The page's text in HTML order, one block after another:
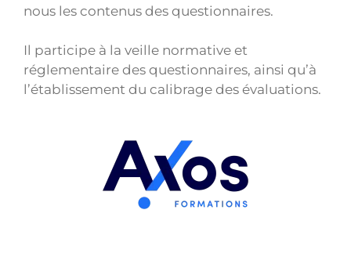
nous les contenus des questionnaires.
Il participe à la veille normative et
réglementaire des questionnaires, ainsi qu’à
l’établissement du calibrage des évaluations.